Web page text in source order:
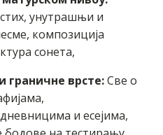
унутрашњи и
композиција
сонета,
граничне врсте:Све о
и есејима,